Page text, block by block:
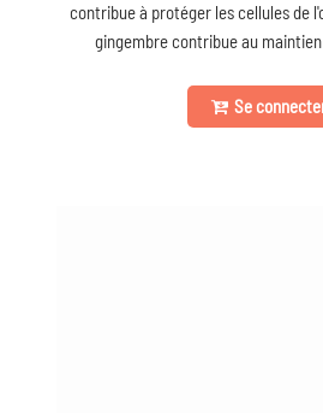
contribue à protéger les cellules de
gingembre contribue au
Se